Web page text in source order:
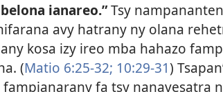
ianareo.”Tsy
avy hatrany ny olana
kosa izy ireo mba hahazo
(Matio 6:25-32; 10:29-31)
fampianarany fa tsy nanavesatra